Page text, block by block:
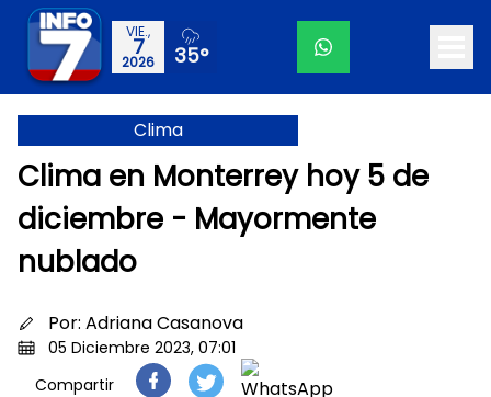
VIE.,
7
2026 35°
Clima
Clima en Monterrey hoy 5 de
diciembre - Mayormente
nublado
Por: Adriana Casanova
05 Diciembre 2023, 07:01
Compartir